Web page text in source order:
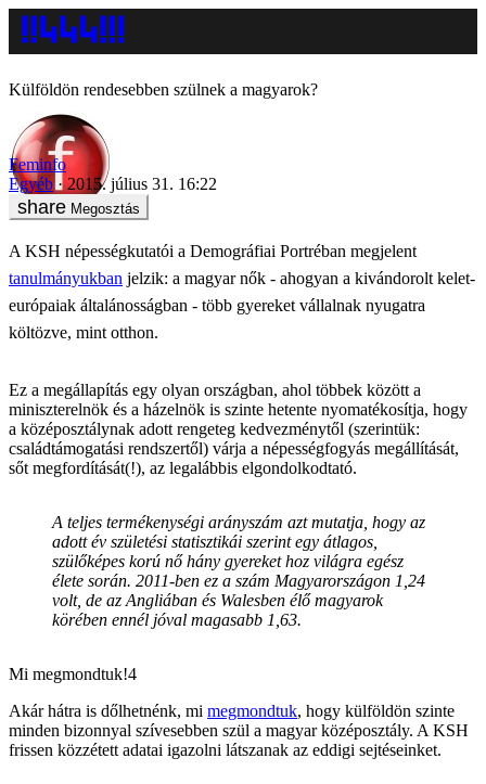
Külföldön rendesebben szülnek a magyarok?
Feminfo
Egyéb
2015. július 31. 16:22
Megosztás
A KSH népességkutatói a Demográfiai Portréban megjelent
tanulmányukban jelzik: a magyar nők - ahogyan a kivándorolt kelet-
európaiak általánosságban - több gyereket vállalnak nyugatra
költözve, mint otthon.
Ez a megállapítás egy olyan országban, ahol többek között a
miniszterelnök és a házelnök is szinte hetente nyomatékosítja, hogy
a középosztálynak adott rengeteg kedvezménytől (szerintük:
családtámogatási rendszertől) várja a népességfogyás megállítását,
sőt megfordítását(!), az legalábbis elgondolkodtató.
A teljes termékenységi arányszám azt mutatja, hogy az
adott év születési statisztikái szerint egy átlagos,
szülőképes korú nő hány gyereket hoz világra egész
élete során. 2011-ben ez a szám Magyarországon 1,24
volt, de az Angliában és Walesben élő magyarok
körében ennél jóval magasabb 1,63.
Mi megmondtuk!4
Akár hátra is dőlhetnénk, mi megmondtuk, hogy külföldön szinte
minden bizonnyal szívesebben szül a magyar középosztály. A KSH
frissen közzétett adatai igazolni látszanak az eddigi sejtéseinket.